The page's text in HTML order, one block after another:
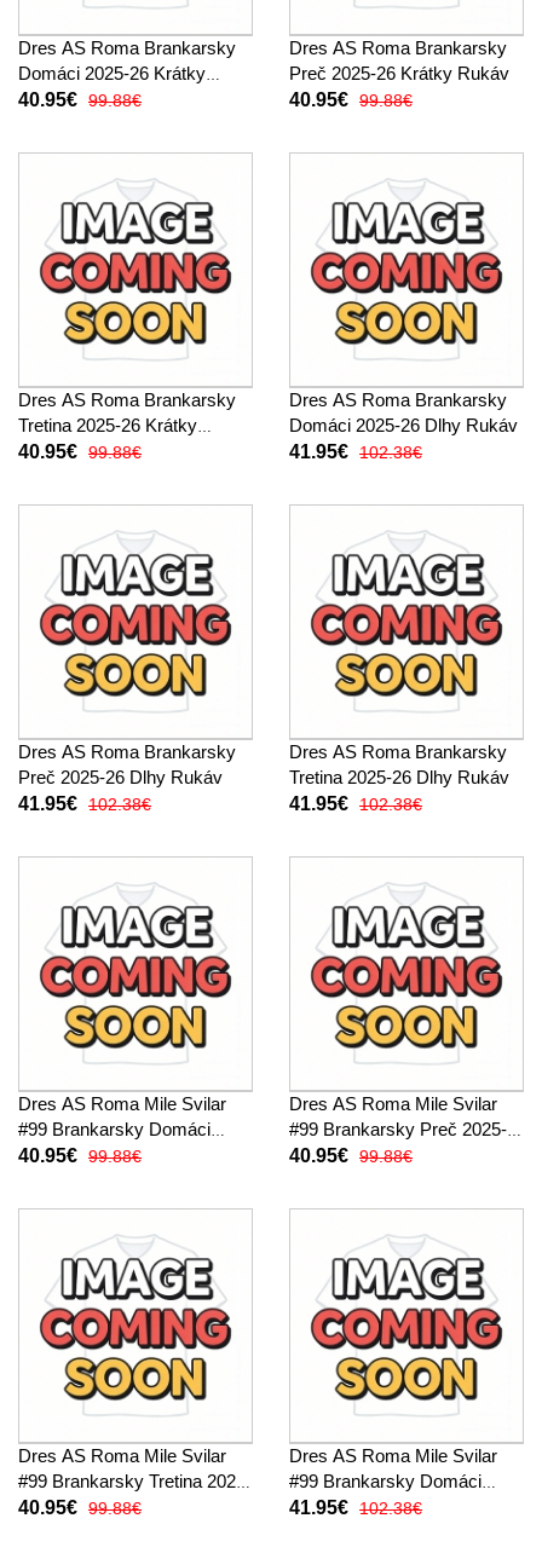
Dres AS Roma Brankarsky
Domáci 2025-26 Krátky
Rukáv
40.95€ 99.88€
Dres AS Roma Brankarsky
Preč 2025-26 Krátky Rukáv
40.95€ 99.88€
Dres AS Roma Brankarsky
Tretina 2025-26 Krátky
Rukáv
40.95€ 99.88€
Dres AS Roma Brankarsky
Domáci 2025-26 Dlhy Rukáv
41.95€ 102.38€
Dres AS Roma Brankarsky
Preč 2025-26 Dlhy Rukáv
41.95€ 102.38€
Dres AS Roma Brankarsky
Tretina 2025-26 Dlhy Rukáv
41.95€ 102.38€
Dres AS Roma Mile Svilar
#99 Brankarsky Domáci
2025-26 Krátky Rukáv
40.95€ 99.88€
Dres AS Roma Mile Svilar
#99 Brankarsky Preč 2025-
26 Krátky Rukáv
40.95€ 99.88€
Dres AS Roma Mile Svilar
#99 Brankarsky Tretina 2025-
26 Krátky Rukáv
40.95€ 99.88€
Dres AS Roma Mile Svilar
#99 Brankarsky Domáci
2025-26 Dlhy Rukáv
41.95€ 102.38€